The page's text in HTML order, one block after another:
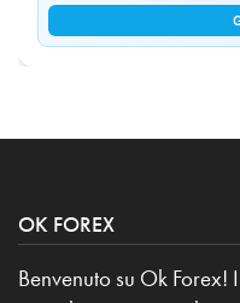
OK FOREX
Benvenuto su Ok Forex!